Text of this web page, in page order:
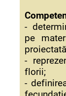
-
pe
-
florii;
-